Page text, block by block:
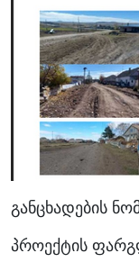
განცხადების
პროექტის